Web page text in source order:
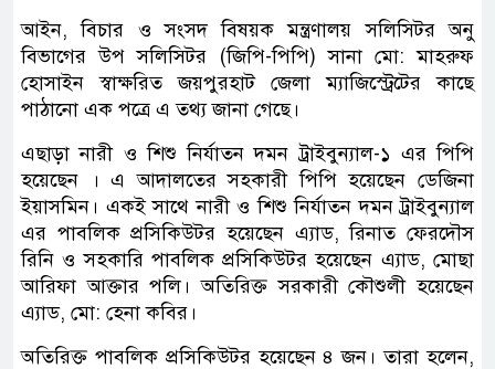
আইন, বিচার ও সংসদ বিষয়ক মন্ত্রণালয় সলিসিটর অনু
বিভাগের উপ সলিসিটর (জিপি-পিপি) সানা মো: মাহরুফ
হোসাইন স্বাক্ষরিত জয়পুরহাট জেলা ম্যাজিস্ট্রেটের কাছে
পাঠানো এক পত্রে এ তথ্য জানা গেছে।
এছাড়া নারী ও শিশু নির্যাতন দমন ট্রাইবুন্যাল-১ এর পিপি
হয়েছেন । এ আদালতের সহকারী পিপি হয়েছেন ডেজিনা
ইয়াসমিন। একই সাথে নারী ও শিশু নির্যাতন দমন ট্রাইবুন্যাল
এর পাবলিক প্রসিকিউটর হয়েছেন এ‍্যাড, রিনাত ফেরদৌস
রিনি ও সহকারি পাবলিক প্রসিকিউটর হয়েছেন এ‍্যাড, মোছা
আরিফা আক্তার পলি। অতিরিক্ত সরকারী কৌশুলী হয়েছেন
এ‍্যাড, মো: হেনা কবির।
অতিরিক্ত পাবলিক প্রসিকিউটর হয়েছেন ৪ জন। তারা হলেন,